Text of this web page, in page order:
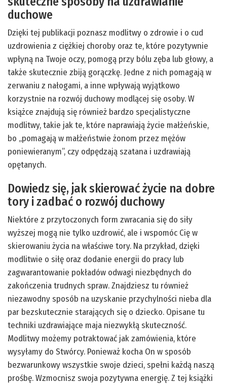
duchowe
Dzięki tej publikacji poznasz modlitwy o zdrowie i o cud
uzdrowienia z ciężkiej choroby oraz te, które pozytywnie
wpłyną na Twoje oczy, pomogą przy bólu zęba lub głowy, a
także skutecznie zbiją gorączkę. Jedne z nich pomagają w
zerwaniu z nałogami, a inne wpływają wyjątkowo
korzystnie na rozwój duchowy modlącej się osoby. W
książce znajdują się również bardzo specjalistyczne
modlitwy, takie jak te, które naprawiają życie małżeńskie,
bo „pomagają w małżeństwie żonom przez mężów
poniewieranym”, czy odpędzają szatana i uzdrawiają
opętanych.
Dowiedz się, jak skierować życie na dobre
tory i zadbać o rozwój duchowy
Niektóre z przytoczonych form zwracania się do siły
wyższej mogą nie tylko uzdrowić, ale i wspomóc Cię w
skierowaniu życia na właściwe tory. Na przykład, dzięki
modlitwie o siłę oraz dodanie energii do pracy lub
zagwarantowanie pokładów odwagi niezbędnych do
zakończenia trudnych spraw. Znajdziesz tu również
niezawodny sposób na uzyskanie przychylności nieba dla
par bezskutecznie starających się o dziecko. Opisane tu
techniki uzdrawiające maja niezwykłą skuteczność.
Modlitwy możemy potraktować jak zamówienia, które
wysyłamy do Stwórcy. Ponieważ kocha On w sposób
bezwarunkowy wszystkie swoje dzieci, spełni każdą naszą
prośbę. Wzmocnisz swoja pozytywna energię. Z tej książki